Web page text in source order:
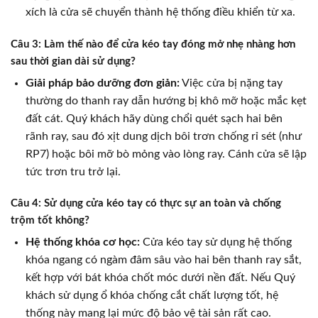
xích là cửa sẽ chuyển thành hệ thống điều khiển từ xa.
Câu 3: Làm thế nào để cửa kéo tay đóng mở nhẹ nhàng hơn
sau thời gian dài sử dụng?
Giải pháp bảo dưỡng đơn giản:Việc cửa bị nặng tay
thường do thanh ray dẫn hướng bị khô mỡ hoặc mắc kẹt
đất cát. Quý khách hãy dùng chổi quét sạch hai bên
rãnh ray, sau đó xịt dung dịch bôi trơn chống rỉ sét (như
RP7) hoặc bôi mỡ bò mỏng vào lòng ray. Cánh cửa sẽ lập
tức trơn tru trở lại.
Câu 4: Sử dụng cửa kéo tay có thực sự an toàn và chống
trộm tốt không?
Hệ thống khóa cơ học:Cửa kéo tay sử dụng hệ thống
khóa ngang có ngàm đâm sâu vào hai bên thanh ray sắt,
kết hợp với bát khóa chốt móc dưới nền đất. Nếu Quý
khách sử dụng ổ khóa chống cắt chất lượng tốt, hệ
thống này mang lại mức độ bảo vệ tài sản rất cao.